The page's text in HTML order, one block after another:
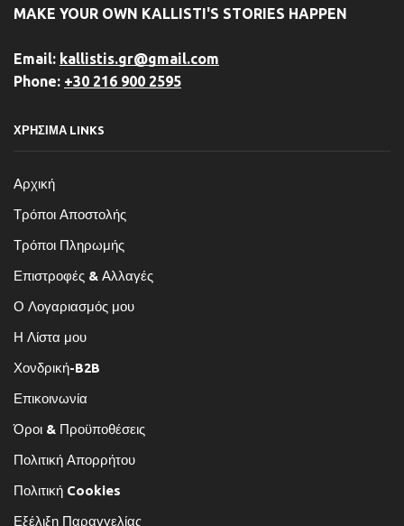
MAKE YOUR OWN KALLISTI'S STORIES HAPPEN
Email: kallistis.gr@gmail.com
Phone: +30 216 900 2595
ΧΡΗΣΙΜΑ LINKS
Αρχική
Τρόποι Αποστολής
Τρόποι Πληρωμής
Επιστροφές & Αλλαγές
Ο Λογαριασμός μου
Η Λίστα μου
Χονδρική-B2B
Επικοινωνία
Όροι & Προϋποθέσεις
Πολιτική Απορρήτου
Πολιτική Cookies
Εξέλιξη Παραγγελίας